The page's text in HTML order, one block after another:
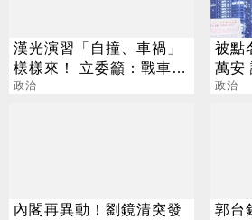
漢光演習「自撞、車禍」
樣樣來！ 立委籲：戰車裝
行車紀錄器
政治
被點
萬安
缺席
政治
內閣再異動！劉鏡清突發
郭台